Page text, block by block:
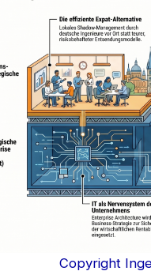
Copyright